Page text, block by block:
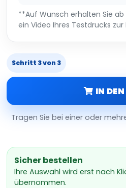
**Auf Wunsch erhalten Sie ab
ein Video Ihres Testdrucks zur
Schritt 3 von 3
IN
Tragen Sie bei einer oder
Sicher bestellen
Ihre Auswahl wird erst nach
übernommen.